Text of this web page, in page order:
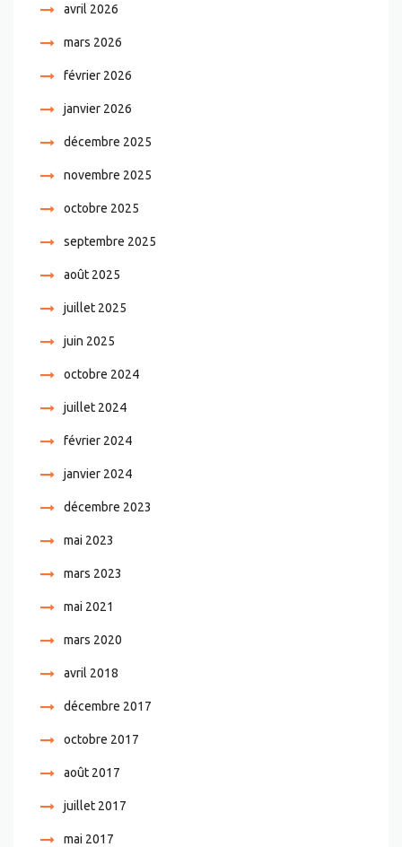
avril 2026
mars 2026
février 2026
janvier 2026
décembre 2025
novembre 2025
octobre 2025
septembre 2025
août 2025
juillet 2025
juin 2025
octobre 2024
juillet 2024
février 2024
janvier 2024
décembre 2023
mai 2023
mars 2023
mai 2021
mars 2020
avril 2018
décembre 2017
octobre 2017
août 2017
juillet 2017
mai 2017